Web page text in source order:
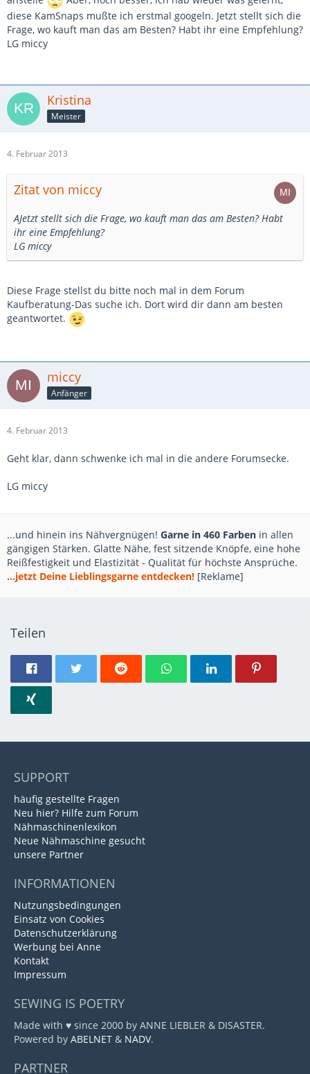
diese KamSnaps mußte ich erstmal googeln. Jetzt stellt sich die
Frage, wo kauft man das am Besten? Habt ihr eine Empfehlung?
LG miccy
Kristina
Meister
4. Februar 2013
Zitat von miccy
AJetzt stellt sich die Frage, wo kauft man das am Besten? Habt
ihr eine Empfehlung?
LG miccy
Diese Frage stellst du bitte noch mal in dem Forum
Kaufberatung-Das suche ich. Dort wird dir dann am besten
geantwortet.
miccy
Anfänger
4. Februar 2013
Geht klar, dann schwenke ich mal in die andere Forumsecke.
LG miccy
...und hinein ins Nähvergnügen! Garne in 460 Farben in allen
gängigen Stärken. Glatte Nähe, fest sitzende Knöpfe, eine hohe
Reißfestigkeit und Elastizität - Qualität für höchste Ansprüche.
...jetzt Deine Lieblingsgarne entdecken! [Reklame]
Teilen
SUPPORT
häufig gestellte Fragen
Neu hier? Hilfe zum Forum
Nähmaschinenlexikon
Neue Nähmaschine gesucht
unsere Partner
INFORMATIONEN
Nutzungsbedingungen
Einsatz von Cookies
Datenschutzerklärung
Werbung bei Anne
Kontakt
Impressum
SEWING IS POETRY
Made with ♥ since 2000 by ANNE LIEBLER & DISASTER.
Powered by ABELNET & NADV.
PARTNER